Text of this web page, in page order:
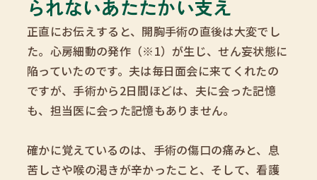
られないあたたかい支え
正直にお伝えすると、開胸手術の直後は大変でし
た。心房細動の発作（※1）が生じ、せん妄状態に
陥っていたのです。夫は毎日面会に来てくれたの
ですが、手術から2日間ほどは、夫に会った記憶
も、担当医に会った記憶もありません。
確かに覚えているのは、手術の傷口の痛みと、息
苦しさや喉の渇きが辛かったこと、そして、看護